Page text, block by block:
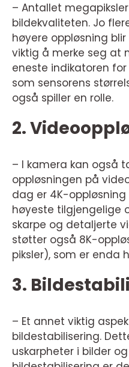
– Antallet
bildekvaliteten. Jo
høyere oppløsning
viktig å merke seg at
eneste indikatoren
som sensorens
også spiller en rolle.
2.
– I kamera kan også
oppløsningen på
dag er 4K-oppløsning
høyeste tilgjengelige
skarpe og detaljerte
støtter også 8K-
piksler), som er enda
3.
– Et annet viktig
bildestabilisering.
uskarpheter i bilder